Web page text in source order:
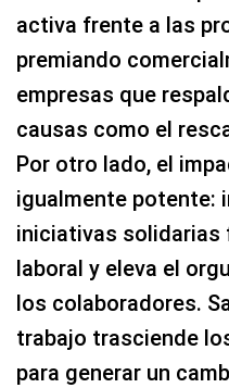
activa frente a las
premiando
empresas que
causas como el
Por otro lado, el
igualmente potente:
iniciativas solidarias
laboral y eleva el
los colaboradores.
trabajo trasciende
para generar un